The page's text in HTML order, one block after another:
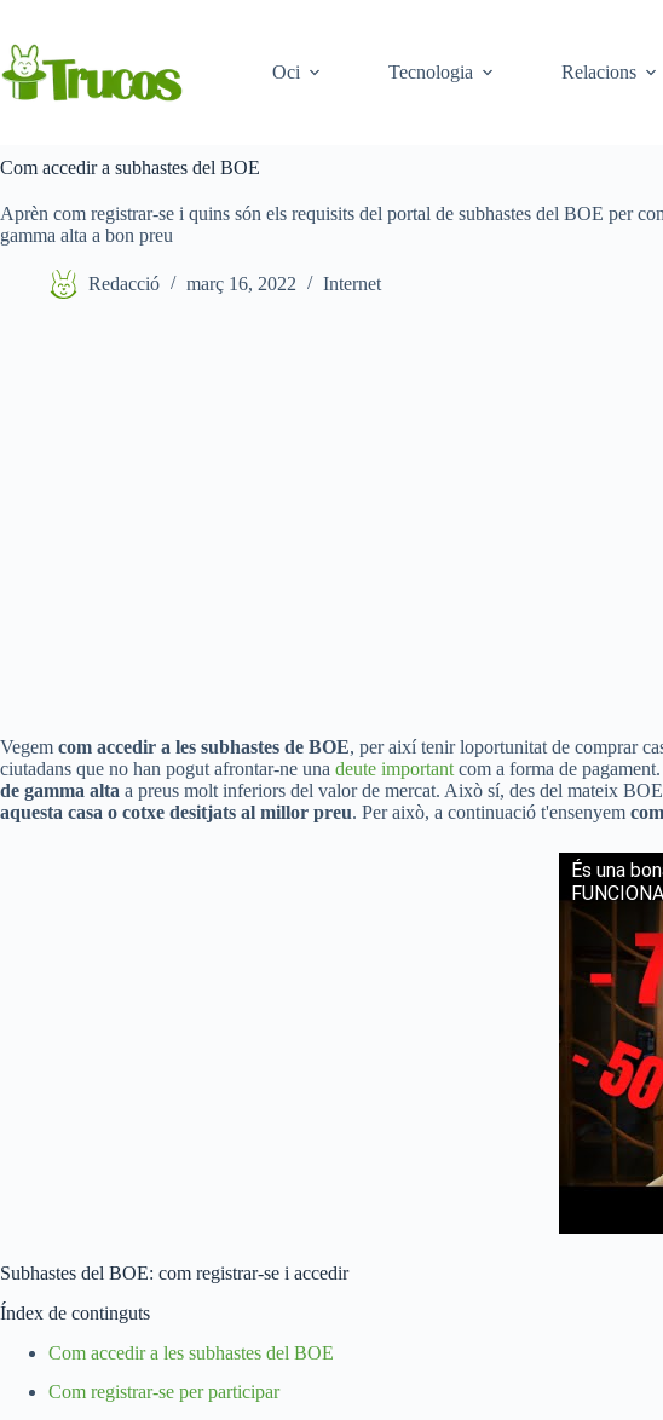
contingut
Oci
Tecnologia Relacions
Com accedir a subhastes del BOE
Aprèn com registrar-se i quins són els requisits del portal de subhastes del BOE per
gamma alta a bon preu
Redacció març 16, 2022 Internet
Vegem com accedir a les subhastes de BOE, per així tenir loportunitat de comprar
ciutadans que no han pogut afrontar-ne una deute important com a forma de
de gamma alta a preus molt inferiors del valor de mercat. Això sí, des del mateix
aquesta casa o cotxe desitjats al millor preu. Per això, a continuació t'ensenyem
És una
Subhastes del BOE: com registrar-se i accedir
Índex de continguts
Com accedir a les subhastes del BOE
Com registrar-se per participar